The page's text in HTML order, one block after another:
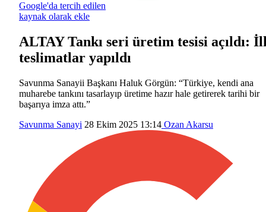
Google'da tercih edilen
kaynak olarak ekle
ALTAY Tankı seri üretim tesisi açıldı:
teslimatlar yapıldı
Savunma Sanayii Başkanı Haluk Görgün: “Türkiye, kendi ana
muharebe tankını tasarlayıp üretime hazır hale getirerek tarihi bir
başarıya imza attı.”
Savunma Sanayi 28 Ekim 2025 13:14 Ozan Akarsu